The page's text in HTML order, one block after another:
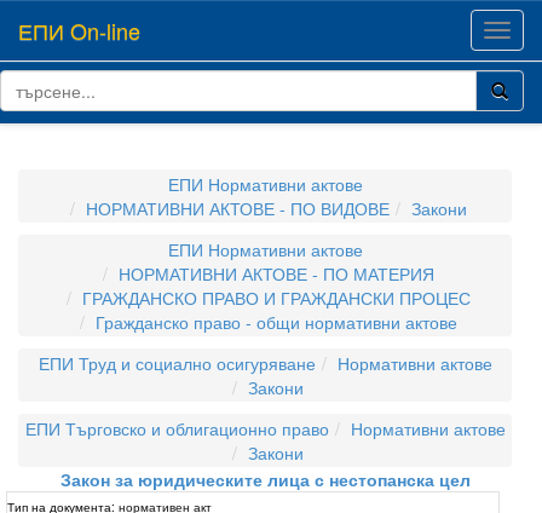
ЕПИ On-line
ЕПИ Нормативни актове
НОРМАТИВНИ АКТОВЕ - ПО ВИДОВЕ
Закони
ЕПИ Нормативни актове
НОРМАТИВНИ АКТОВЕ - ПО МАТЕРИЯ
ГРАЖДАНСКО ПРАВО И ГРАЖДАНСКИ ПРОЦЕС
Гражданско право - общи нормативни актове
ЕПИ Труд и социално осигуряване
Нормативни актове
Закони
ЕПИ Търговско и облигационно право
Нормативни актове
Закони
Закон за юридическите лица с нестопанска цел
Тип на документа: нормативен акт